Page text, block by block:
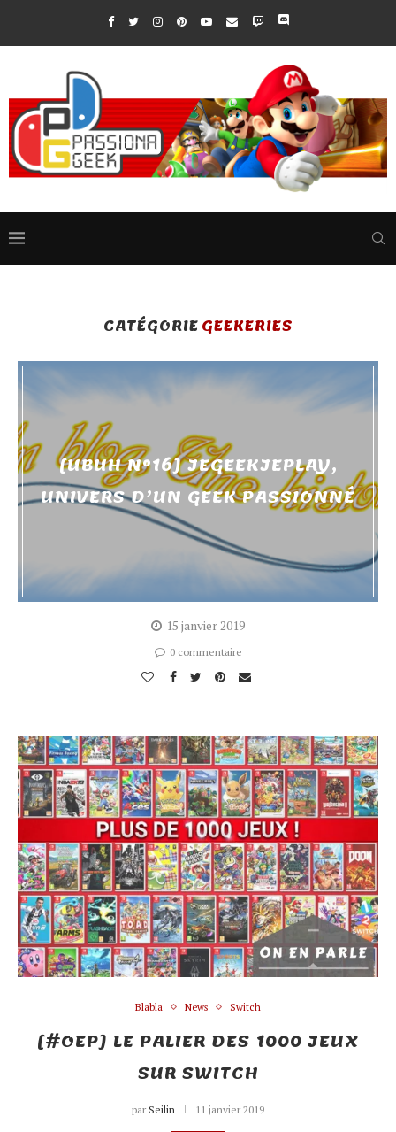
CATÉGORIEGEEKERIES
[UBUH N°16] JEGEEKJEPLAY,
UNIVERS D’UN GEEK PASSIONNÉ
15 janvier 2019
0 commentaire
Blabla News Switch
[#OEP] LE PALIER DES 1000 JEUX
SUR SWITCH
par Seilin 11 janvier 2019